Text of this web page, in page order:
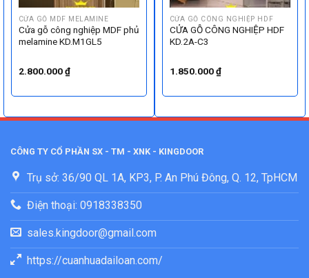
CỬA GỖ MDF MELAMINE
Cửa gỗ công nghiệp MDF phủ
melamine KD.M1GL5
2.800.000₫
CỬA GỖ CÔNG NGHIỆP HDF
CỬA GỖ CÔNG NGHIỆP HDF
KD.2A-C3
1.850.000₫
CÔNG TY CỔ PHẦN SX - TM - XNK - KINGDOOR
Trụ sở: 36/90 QL 1A, KP3, P. An Phú Đông, Q. 12, TpHCM
Điện thoại: 0918338350
sales.kingdoor@gmail.com
https://cuanhuadailoan.com/